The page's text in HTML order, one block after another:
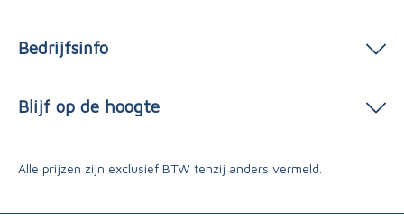
Bedrijfsinfo
Blijf op de hoogte
Alle prijzen zijn exclusief BTW tenzij anders vermeld.